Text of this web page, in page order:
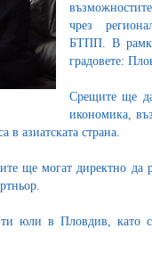
чрез
БТПП. В
градовете:
Срещите ще
икономика,
в азиатската страна.
могат директно да
юли в Пловдив, като